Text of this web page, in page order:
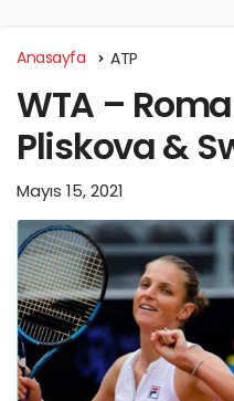
Anasayfa ATP
WTA –
Pliskova &
Mayıs 15, 2021